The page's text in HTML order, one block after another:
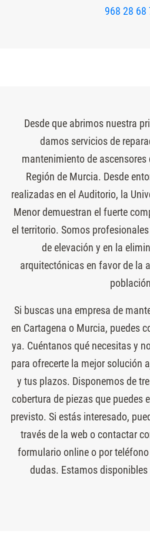
968 28 68
Desde que abrimos nuestra
damos servicios de
mantenimiento de ascensores
Región de Murcia. Desde
realizadas en el Auditorio, la
Menor demuestran el fuerte
el territorio. Somos
de elevación y en la
arquitectónicas en favor de la
Si buscas una empresa de
en Cartagena o Murcia, puedes
ya. Cuéntanos qué necesitas y
para ofrecerte la mejor solución
y tus plazos. Disponemos de
cobertura de piezas que puedes
previsto. Si estás interesado,
través de la web o contactar
formulario online o por
dudas. Estamos